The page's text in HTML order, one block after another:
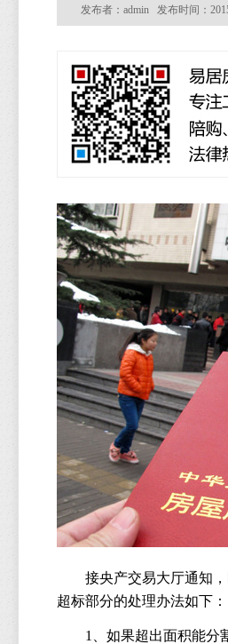
发布者：admin 发布时间：
接央产交易大厅通知
超标部分的处理办法如下：
1
、如果超出面积能